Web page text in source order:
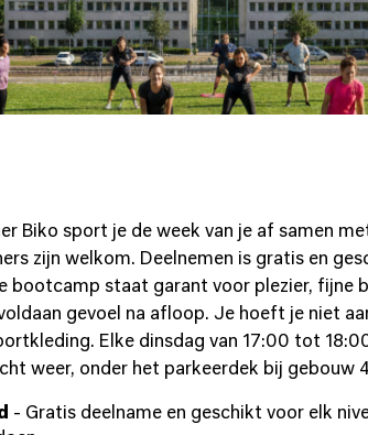
Biko sport je de week van je af samen met
zijn welkom. Deelnemen is gratis en
bootcamp staat garant voor plezier, fijne
gevoel na afloop. Je hoeft je niet
Elke dinsdag van 17:00 tot
weer, onder het parkeerdek bij gebouw
- Gratis deelname en geschikt voor elk